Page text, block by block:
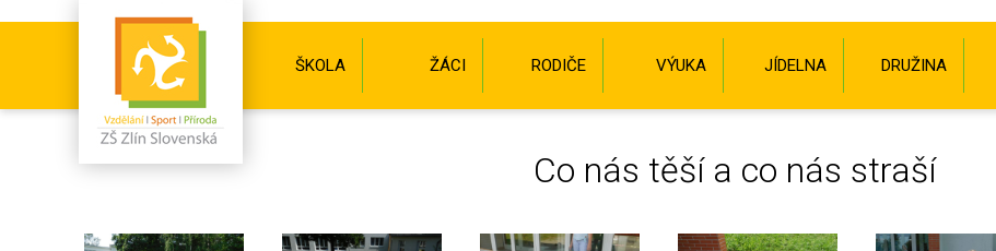
ŠKOLA ŽÁCI RODIČE VÝUKA JÍDELNA DRUŽINA
Co nás těší a co nás straší